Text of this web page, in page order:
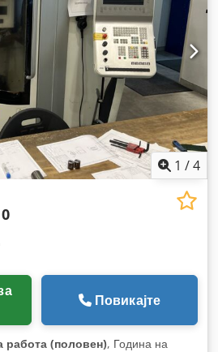
1 /4
Повикајте
работа (половен), Година на